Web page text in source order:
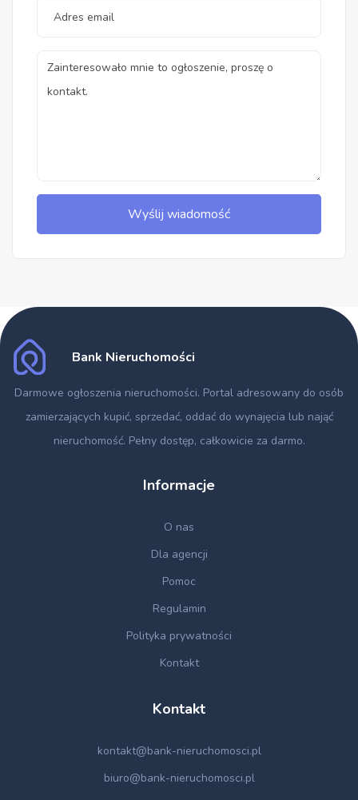
Wyślij wiadomość
Bank Nieruchomości
Darmowe ogłoszenia nieruchomości. Portal adresowany do osób
zamierzających kupić, sprzedać, oddać do wynajęcia lub nająć
nieruchomość. Pełny dostęp, całkowicie za darmo.
Informacje
O nas
Dla agencji
Pomoc
Regulamin
Polityka prywatności
Kontakt
Kontakt
kontakt@bank-nieruchomosci.pl
biuro@bank-nieruchomosci.pl